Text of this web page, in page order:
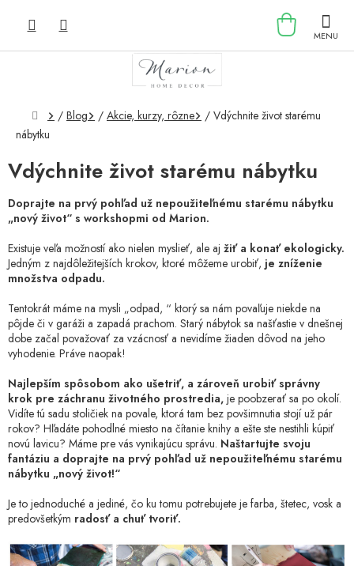
KOŠÍK
Domov
/ Blog / Akcie, kurzy, rôzne / Vdýchnite život starému
nábytku
Vdýchnite život starému nábytku
Doprajte na prvý pohľad už nepoužiteľnému starému nábytku
„nový život“ s workshopmi od Marion.
Existuje veľa možností ako nielen myslieť, ale aj žiť a konať ekologicky.
Jedným z najdôležitejších krokov, ktoré môžeme urobiť, je zníženie
množstva odpadu.
Tentokrát máme na mysli „odpad, “ ktorý sa nám povaľuje niekde na
pôjde či v garáži a zapadá prachom. Starý nábytok sa našťastie v dnešnej
dobe začal považovať za vzácnosť a nevidíme žiaden dôvod na jeho
vyhodenie. Práve naopak!
Najlepším spôsobom ako ušetriť, a zároveň urobiť správny
krok pre záchranu životného prostredia, je poobzerať sa po okolí.
Vidíte tú sadu stoličiek na povale, ktorá tam bez povšimnutia stojí už pár
rokov? Hľadáte pohodlné miesto na čítanie knihy a ešte ste nestihli kúpiť
novú lavicu? Máme pre vás vynikajúcu správu. Naštartujte svoju
fantáziu a doprajte na prvý pohľad už nepoužiteľnému starému
nábytku „nový život!“
Je to jednoduché a jediné, čo ku tomu potrebujete je farba, štetec, vosk a
predovšetkým radosť a chuť tvoriť.